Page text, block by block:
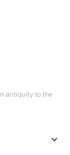
antiquity to the
